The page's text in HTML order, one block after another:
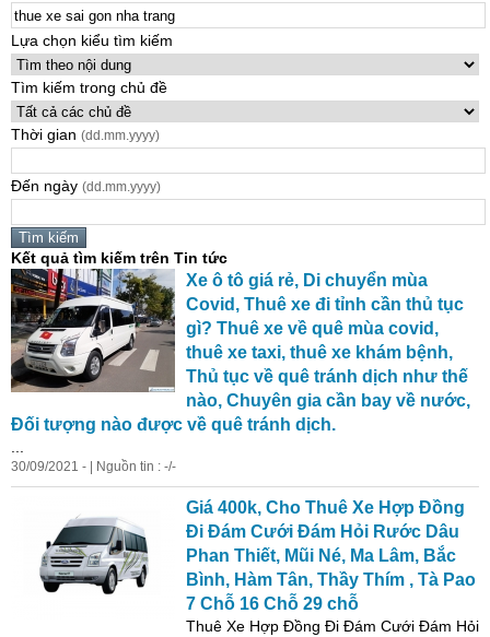
Lựa chọn kiểu tìm kiếm
Tìm kiếm trong chủ đề
Thời gian (dd.mm.yyyy)
Đến ngày (dd.mm.yyyy)
Kết quả tìm kiếm trên Tin tức
Xe ô tô giá rẻ, Di chuyển mùa
Covid, Thuê xe đi tỉnh cần thủ tục
gì? Thuê xe về quê mùa covid,
thuê xe taxi, thuê xe khám bệnh,
Thủ tục về quê tránh dịch như thế
nào, Chuyên gia cần bay về nước,
Đối tượng nào được về quê tránh dịch.
30/09/2021 - | Nguồn tin : -/-
Giá 400k, Cho Thuê Xe Hợp Đồng
Đi Đám Cưới Đám Hỏi Rước Dâu
Phan Thiết, Mũi Né, Ma Lâm, Bắc
Bình, Hàm Tân, Thầy Thím , Tà Pao
7 Chỗ 16 Chỗ 29 chỗ
Thuê Xe Hợp Đồng Đi Đám Cưới Đám Hỏi